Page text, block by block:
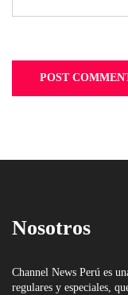
Nosotros
Channel News Perú es
regulares y especiales,